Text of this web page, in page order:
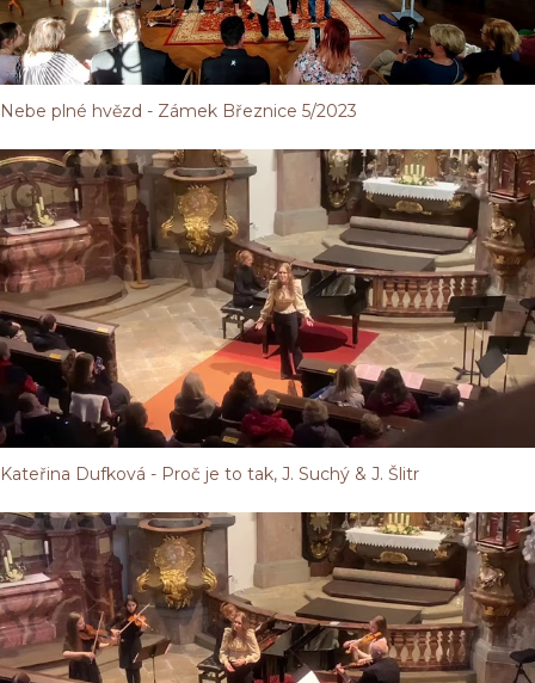
Nebe plné hvězd - Zámek Březnice 5/2023
Kateřina Dufková - Proč je to tak, J. Suchý & J. Šlitr